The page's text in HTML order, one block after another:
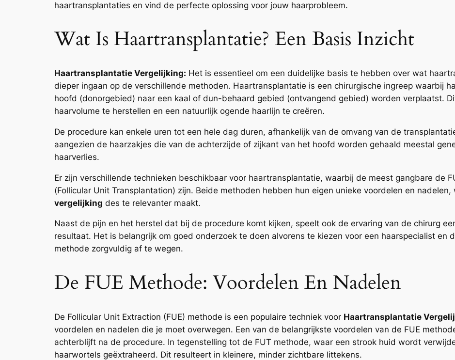
haartransplantaties en vind de perfecte oplossing voor jouw haarprobleem.
Wat Is Haartransplantatie? Een Basis Inzicht
Haartransplantatie Vergelijking: Het is essentieel om een duidelijke basis te hebben over wat
dieper ingaan op de verschillende methoden. Haartransplantatie is een chirurgische ingreep waarbij
hoofd (donorgebied) naar een kaal of dun-behaard gebied (ontvangend gebied) worden verplaatst.
haarvolume te herstellen en een natuurlijk ogende haarlijn te creëren.
De procedure kan enkele uren tot een hele dag duren, afhankelijk van de omvang van de
aangezien de haarzakjes die van de achterzijde of zijkant van het hoofd worden gehaald meestal
haarverlies.
Er zijn verschillende technieken beschikbaar voor haartransplantatie, waarbij de meest gangbare de
(Follicular Unit Transplantation) zijn. Beide methoden hebben hun eigen unieke voordelen en nadelen,
vergelijking des te relevanter maakt.
Naast de pijn en het herstel dat bij de procedure komt kijken, speelt ook de ervaring van de chirurg
resultaat. Het is belangrijk om goed onderzoek te doen alvorens te kiezen voor een haarspecialist en
methode zorgvuldig af te wegen.
De FUE Methode: Voordelen En Nadelen
De Follicular Unit Extraction (FUE) methode is een populaire techniek voor Haartransplantatie
voordelen en nadelen die je moet overwegen. Een van de belangrijkste voordelen van de FUE
achterblijft na de procedure. In tegenstelling tot de FUT methode, waar een strook huid wordt
haarwortels geëxtraheerd. Dit resulteert in kleinere, minder zichtbare littekens.